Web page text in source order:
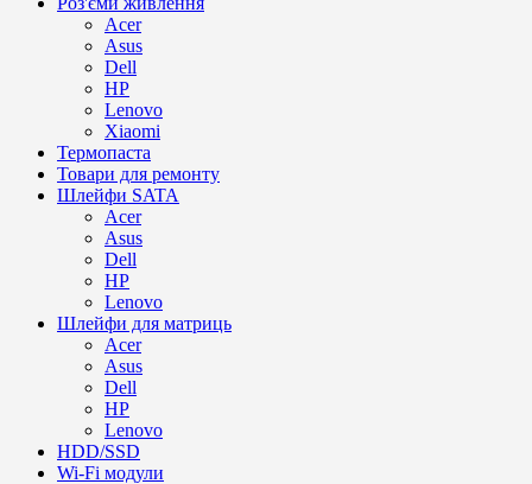
Acer
Asus
Dell
HP
Lenovo
Xiaomi
Термопаста
Товари для ремонту
Шлейфи SATA
Acer
Asus
Dell
HP
Lenovo
Шлейфи для матриць
Acer
Asus
Dell
HP
Lenovo
HDD/SSD
Wi-Fi модули